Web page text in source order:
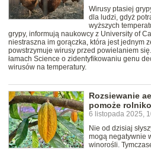
Wirusy ptasiej
dla ludzi, gdyż
wyższych
grypy, informują naukowcy z University of
niestraszna im gorączka, która jest jednym
powstrzymuje wirusy przed powielaniem
łamach Science o zidentyfikowaniu genu
wirusów na temperatury.
Rozsiewanie
pomoże
6 listopada 2025,
Nie od dzisiaj
mogą negatywnie
winorośli.